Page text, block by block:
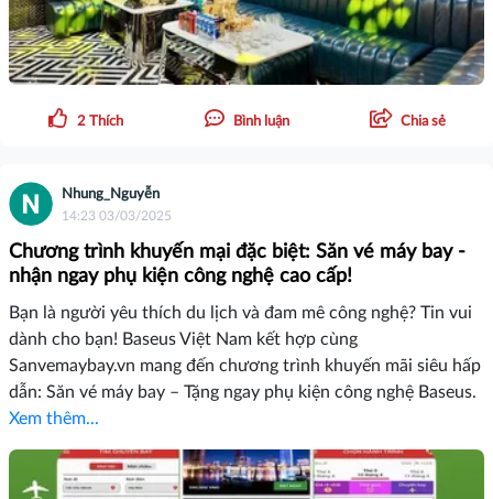
2 Thích Bình luận Chia sẻ
Nhung_Nguyễn
14:23 03/03/2025
Chương trình khuyến mại đặc biệt: Săn vé máy bay -
nhận ngay phụ kiện công nghệ cao cấp!
Bạn là người yêu thích du lịch và đam mê công nghệ? Tin vui
dành cho bạn! Baseus Việt Nam kết hợp cùng
Sanvemaybay.vn mang đến chương trình khuyến mãi siêu hấp
dẫn: Săn vé máy bay – Tặng ngay phụ kiện công nghệ Baseus.
Xem thêm...